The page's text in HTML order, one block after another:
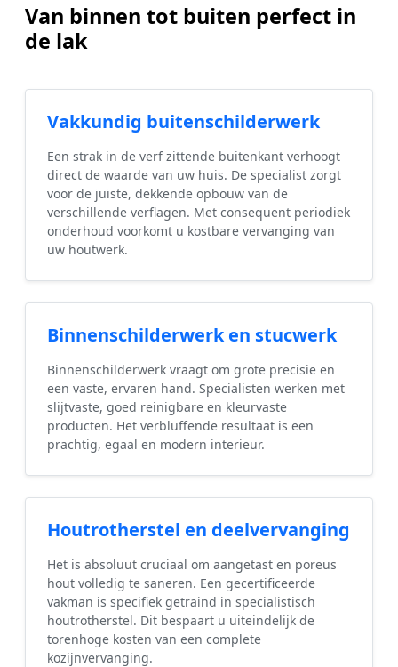
Van binnen tot buiten perfect in
de lak
Vakkundig buitenschilderwerk
Een strak in de verf zittende buitenkant verhoogt
direct de waarde van uw huis. De specialist zorgt
voor de juiste, dekkende opbouw van de
verschillende verflagen. Met consequent periodiek
onderhoud voorkomt u kostbare vervanging van
uw houtwerk.
Binnenschilderwerk en stucwerk
Binnenschilderwerk vraagt om grote precisie en
een vaste, ervaren hand. Specialisten werken met
slijtvaste, goed reinigbare en kleurvaste
producten. Het verbluffende resultaat is een
prachtig, egaal en modern interieur.
Houtrotherstel en deelvervanging
Het is absoluut cruciaal om aangetast en poreus
hout volledig te saneren. Een gecertificeerde
vakman is specifiek getraind in specialistisch
houtrotherstel. Dit bespaart u uiteindelijk de
torenhoge kosten van een complete
kozijnvervanging.